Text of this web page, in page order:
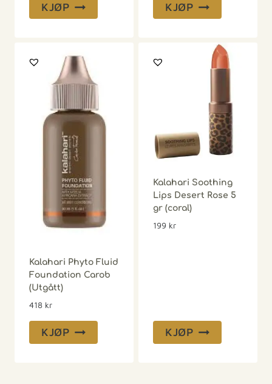
KJØP KJØP
Kalahari Phyto Fluid
Foundation Carob
(Utgått)
418 kr
KJØP
Kalahari Soothing
Lips Desert Rose 5
gr (coral)
199 kr
KJØP